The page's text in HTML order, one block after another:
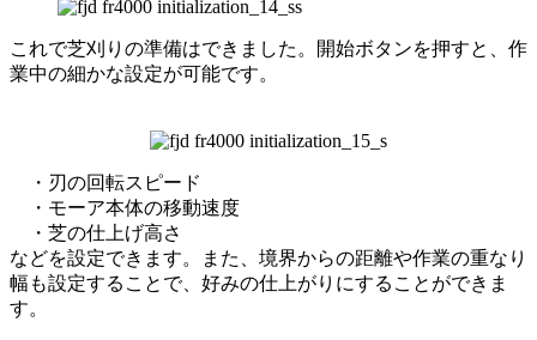
これで芝刈りの準備はできました。開始ボタンを押すと、作
業中の細かな設定が可能です。
・刃の回転スピード
・モーア本体の移動速度
・芝の仕上げ高さ
などを設定できます。また、境界からの距離や作業の重なり
幅も設定することで、好みの仕上がりにすることができま
す。